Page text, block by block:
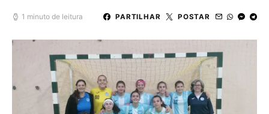
1 minuto de leitura PARTILHAR POSTAR